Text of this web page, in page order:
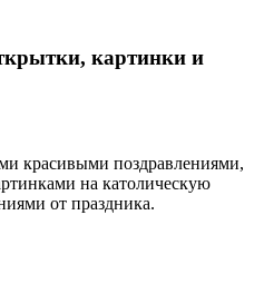
картинки и
красивыми поздравлениями,
на католическую
от праздника.